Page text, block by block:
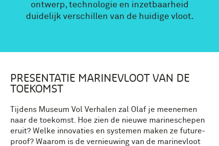
ontwerp, technologie en inzetbaarheid
duidelijk verschillen van de huidige vloot.
PRESENTATIE MARINEVLOOT VAN DE
TOEKOMST
Tijdens Museum Vol Verhalen zal Olaf je meenemen
naar de toekomst. Hoe zien de nieuwe marineschepen
eruit? Welke innovaties en systemen maken ze future-
proof? Waarom is de vernieuwing van de marinevloot